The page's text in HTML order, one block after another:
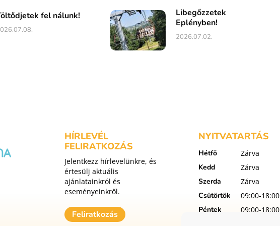
fel nálunk!
Libegőzzetek
Eplényben!
2026.07.02.
HÍRLEVÉL
FELIRATKOZÁS
Jelentkezz hírlevelünkre, és
értesülj aktuális
ajánlatainkról és
eseményeinkről.
Feliratkozás
NYITVATARTÁS
Hétfő
Zárva
Kedd
Zárva
Szerda
Zárva
Csütörtök
09:00-18:00
Péntek
09:00-18:00